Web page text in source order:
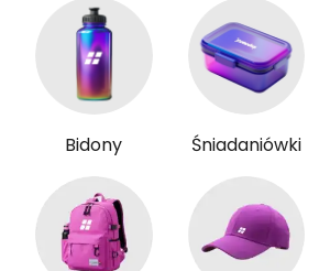
Bidony Śniadaniówki